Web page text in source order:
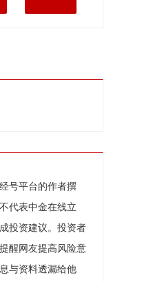
号平台的作者撰
代表中金在线立
投资建议。投资者
醒网友提高风险意
与资料透漏给他